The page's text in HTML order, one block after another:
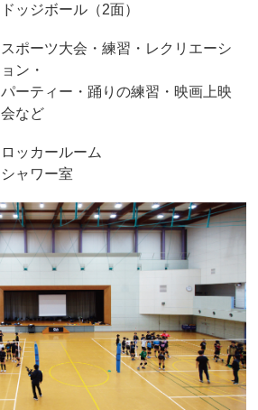
ドッジボール（2面）
スポーツ大会・練習・レクリエーシ
ョン・
パーティー・踊りの練習・映画上映
会など
ロッカールーム
シャワー室